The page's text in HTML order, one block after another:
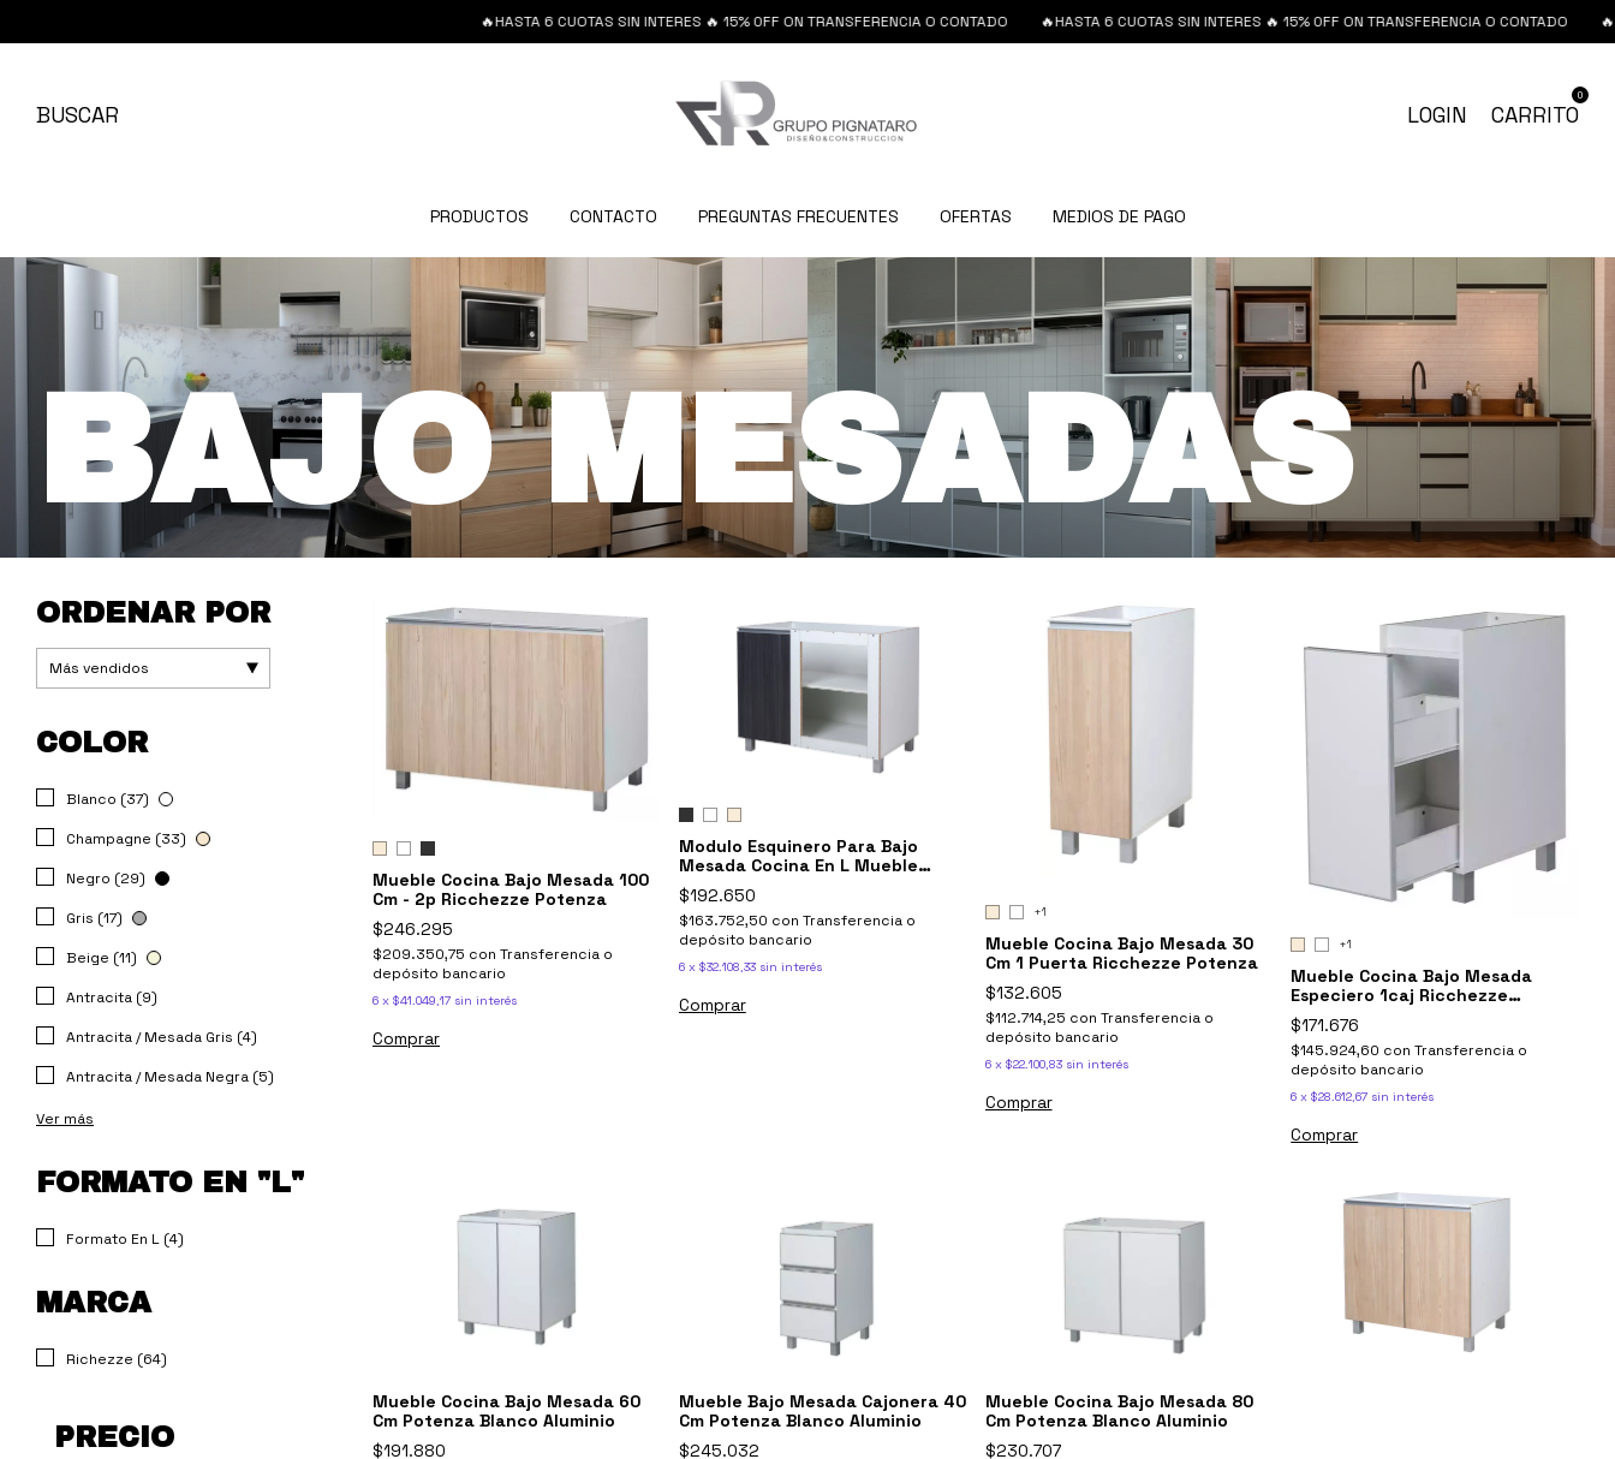
🔥HASTA 6 CUOTAS SIN INTERES 🔥 15% 0FF ON TRANSFERENCIA O CONTADO 🔥HASTA 6 CUOTAS SIN INTERES 🔥 15% 0FF ON TRANSFERENCIA O CONTADO 🔥HASTA 6
BUSCAR LOGIN CARRITO
0
PRODUCTOS CONTACTO PREGUNTAS FRECUENTES OFERTAS MEDIOS DE PAGO
BAJO MESADAS
ORDENAR POR
COLOR
Blanco (37)
Champagne (33)
Negro (29)
Gris (17)
Beige (11)
Antracita (9)
Antracita / Mesada Gris (4)
Antracita / Mesada Negra (5)
Ver más
FORMATO EN "L"
Formato En L (4)
MARCA
Richezze (64)
PRECIO
Mueble Cocina Bajo Mesada 100
Cm - 2p Ricchezze Potenza
$246.295
$209.350,75 con Transferencia o
depósito bancario
6 x $41.049,17 sin interés
Comprar
Modulo Esquinero Para Bajo
Mesada Cocina En L Mueble
Potenza
$192.650
$163.752,50 con Transferencia o
depósito bancario
6 x $32.108,33 sin interés
Comprar
+1
Mueble Cocina Bajo Mesada 30
Cm 1 Puerta Ricchezze Potenza
$132.605
$112.714,25 con Transferencia o
depósito bancario
6 x $22.100,83 sin interés
Comprar
+1
Mueble Cocina Bajo Mesada
Especiero 1caj Ricchezze
Potenza
$171.676
$145.924,60 con Transferencia o
depósito bancario
6 x$28.612,67 sin interés
Comprar
Mueble Cocina Bajo Mesada 60
Cm Potenza Blanco Aluminio
$191.880
Mueble Bajo Mesada Cajonera 40
Cm Potenza Blanco Aluminio
$245.032
Mueble Cocina Bajo Mesada 80
Cm Potenza Blanco Aluminio
$230.707